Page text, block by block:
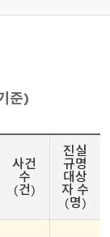
준)
사건
수
(건)
진실
규명
대상
자 수
(명)